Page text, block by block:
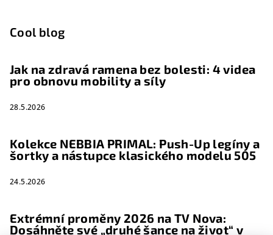
Cool blog
Jak na zdravá ramena bez bolesti: 4 videa
pro obnovu mobility a síly
28.5.2026
Kolekce NEBBIA PRIMAL: Push-Up legíny a
šortky a nástupce klasického modelu 505
24.5.2026
Extrémní proměny 2026 na TV Nova:
Dosáhněte své „druhé šance na život“ v